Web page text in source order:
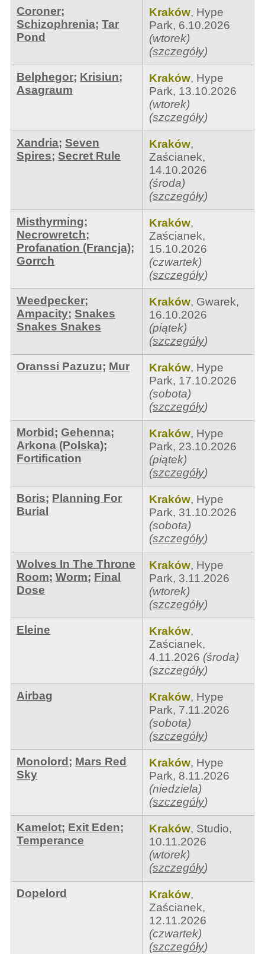
Coroner;
Schizophrenia;Tar
Pond
Kraków, Hype
Park, 6.10.2026
(wtorek)
(szczegóły)
Belphegor; Krisiun;
Asagraum
Kraków, Hype
Park, 13.10.2026
(wtorek)
(szczegóły)
Xandria;Seven
Spires;Secret Rule
Kraków,
Zaścianek,
14.10.2026
(środa)
(szczegóły)
Misthyrming;
Necrowretch;
Profanation (Francja);
Gorrch
Kraków,
Zaścianek,
15.10.2026
(czwartek)
(szczegóły)
Weedpecker;
Ampacity;Snakes
Snakes Snakes
Kraków, Gwarek,
16.10.2026
(piątek)
(szczegóły)
Oranssi Pazuzu; Mur Kraków, Hype
Park, 17.10.2026
(sobota)
(szczegóły)
Morbid ;Gehenna;
Arkona (Polska);
Fortification
Kraków, Hype
Park, 23.10.2026
(piątek)
(szczegóły)
Boris; Planning For
Burial
Kraków, Hype
Park, 31.10.2026
(sobota)
(szczegóły)
Wolves In The Throne
Room;Worm; Final
Dose
Kraków, Hype
Park, 3.11.2026
(wtorek)
(szczegóły)
Eleine Kraków,
Zaścianek,
4.11.2026 (środa)
(szczegóły)
Airbag Kraków, Hype
Park, 7.11.2026
(sobota)
(szczegóły)
Monolord ; Mars Red
Sky
Kraków, Hype
Park, 8.11.2026
(niedziela)
(szczegóły)
Kamelot; Exit Eden;
Temperance
Kraków, Studio,
10.11.2026
(wtorek)
(szczegóły)
Dopelord Kraków,
Zaścianek,
12.11.2026
(czwartek)
(szczegóły)